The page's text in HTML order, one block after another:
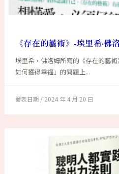
《存在的藝術》-埃里希·佛
埃里希·佛洛姆所寫的《存在的藝術
如何獲得幸福」的問題上...
2024 年 4 月 20 日